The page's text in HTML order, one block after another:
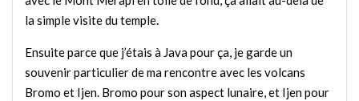
la simple visite du temple.
Ensuite parce que j’étais à Java pour ça, je garde un
souvenir particulier de ma rencontre avec les volcans
Bromo et Ijen. Bromo pour son aspect lunaire, et Ijen pour